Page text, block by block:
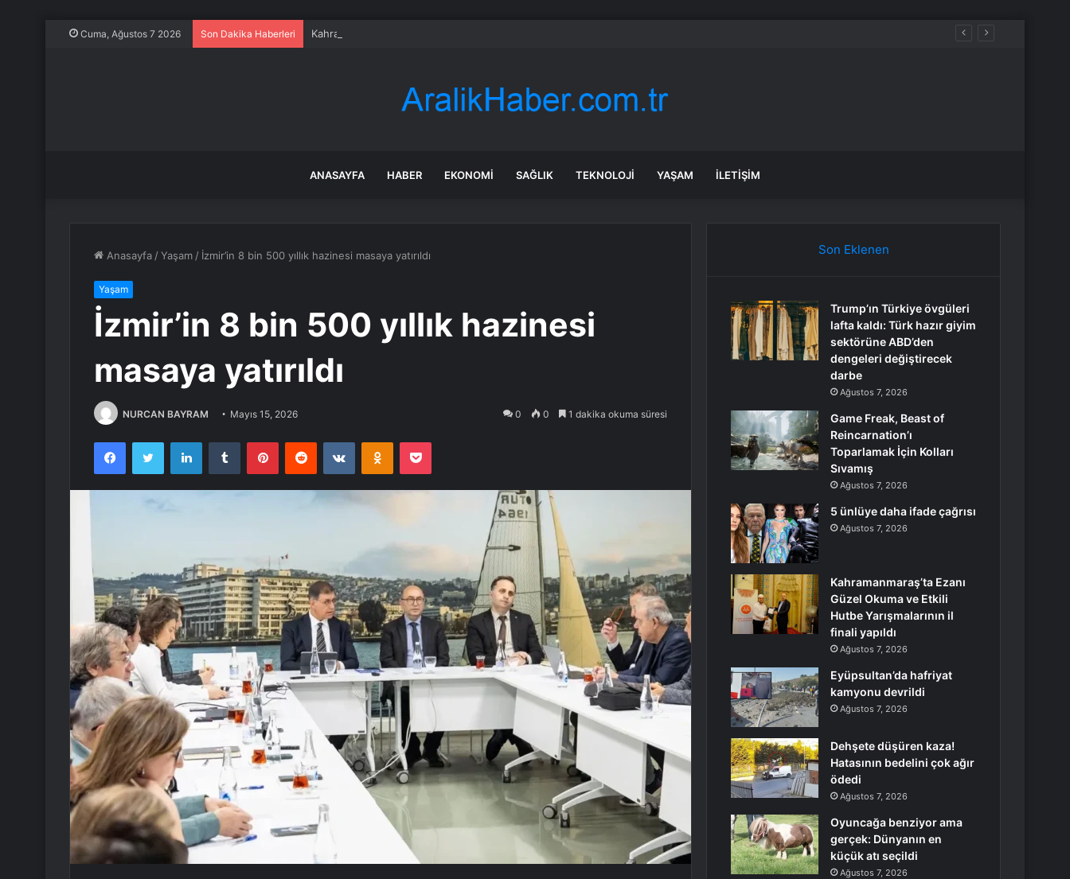
Cuma, Ağustos 7 2026 Son Dakika Haberleri Kahramanmaraş’ta Ezanı Güzel Okuma ve Etkili Hutbe Yarışmalarının il finali yapıldı
ANASAYFA HABER EKONOMI SAĞLIK TEKNOLOJI YAŞAM İLETIŞIM
Anasayfa /Yaşam / İzmir’in 8 bin 500 yıllık hazinesi masaya yatırıldı
Yaşam
İzmir’in 8 bin 500 yıllık hazinesi
masaya yatırıldı
NURCAN BAYRAM Mayıs 15, 2026 0 0 1 dakika okuma süresi
FacebookTwitter LinkedInTumblr PinterestReddit VKontakteOdnoklassniki
Pocket
Son Eklenen
Trump’ın Türkiye övgüleri
lafta kaldı: Türk hazır giyim
sektörüne ABD’den
dengeleri değiştirecek
darbe
Ağustos 7, 2026
Game Freak, Beast of
Reincarnation’ı
Toparlamak İçin Kolları
Sıvamış
Ağustos 7, 2026
5 ünlüye daha ifade çağrısı
Ağustos 7, 2026
Kahramanmaraş’ta Ezanı
Güzel Okuma ve Etkili
Hutbe Yarışmalarının il
finali yapıldı
Ağustos 7, 2026
Eyüpsultan’da hafriyat
kamyonu devrildi
Ağustos 7, 2026
Dehşete düşüren kaza!
Hatasının bedelini çok ağır
ödedi
Ağustos 7, 2026
Oyuncağa benziyor ama
gerçek: Dünyanın en
küçük atı seçildi
Ağustos 7, 2026